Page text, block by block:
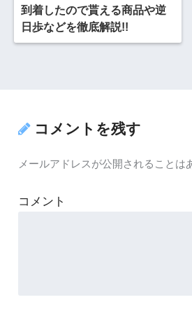
到着したので貰える商品や逆
日歩などを徹底解説!!
コメントを残す
メールアドレスが公開されることは
コメント